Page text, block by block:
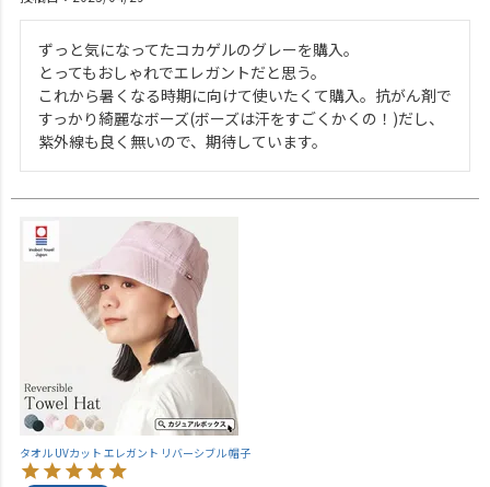
ずっと気になってたコカゲルのグレーを購入。
とってもおしゃれでエレガントだと思う。
これから暑くなる時期に向けて使いたくて購入。抗がん剤で
すっかり綺麗なボーズ(ボーズは汗をすごくかくの！)だし、
紫外線も良く無いので、期待しています。
タオル UVカット エレガント リバーシブル 帽子